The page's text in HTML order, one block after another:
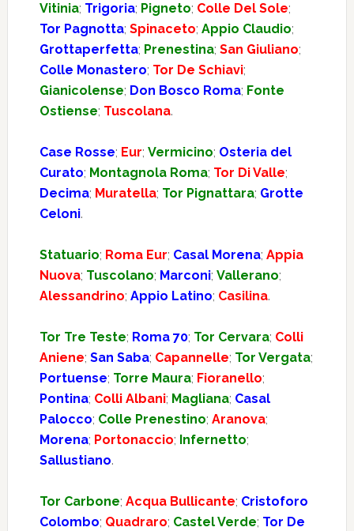
Vitinia; Trigoria; Pigneto; Colle Del Sole;
Tor Pagnotta; Spinaceto; Appio Claudio;
Grottaperfetta; Prenestina; San Giuliano;
Colle Monastero; Tor De Schiavi;
Gianicolense; Don Bosco Roma; Fonte
Ostiense; Tuscolana.
Case Rosse; Eur; Vermicino; Osteria del
Curato; Montagnola Roma; Tor Di Valle;
Decima; Muratella; Tor Pignattara; Grotte
Celoni.
Statuario; Roma Eur; Casal Morena; Appia
Nuova; Tuscolano; Marconi; Vallerano;
Alessandrino; Appio Latino; Casilina.
Tor Tre Teste; Roma 70; Tor Cervara; Colli
Aniene; San Saba; Capannelle; Tor Vergata;
Portuense; Torre Maura; Fioranello;
Pontina; Colli Albani; Magliana; Casal
Palocco; Colle Prenestino; Aranova;
Morena; Portonaccio; Infernetto;
Sallustiano.
Tor Carbone; Acqua Bullicante; Cristoforo
Colombo; Quadraro; Castel Verde; Tor De